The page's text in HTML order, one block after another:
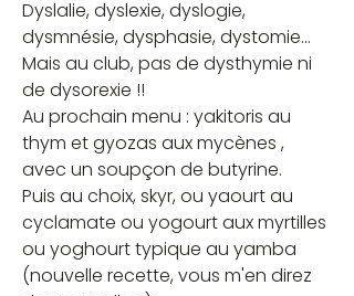
Dyslalie, dyslexie, dyslogie,
dysmnésie, dysphasie, dystomie...
Mais au club, pas de dysthymie ni
de dysorexie !!
Au prochain menu : yakitoris au
thym et gyozas aux mycènes ,
avec un soupçon de butyrine.
Puis au choix, skyr, ou yaourt au
cyclamate ou yogourt aux myrtilles
ou yoghourt typique au yamba
(nouvelle recette, vous m'en direz